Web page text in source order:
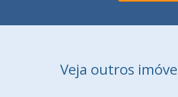
Veja outros